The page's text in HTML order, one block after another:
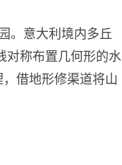
。意大利境内多丘
对称布置几何形的水
借地形修渠道将山